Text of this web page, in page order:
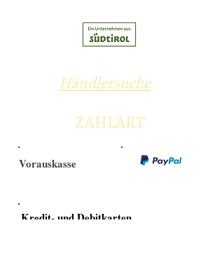
Händlersuche
ZAHLART
Vorauskasse
Kredit- und Debitkarten